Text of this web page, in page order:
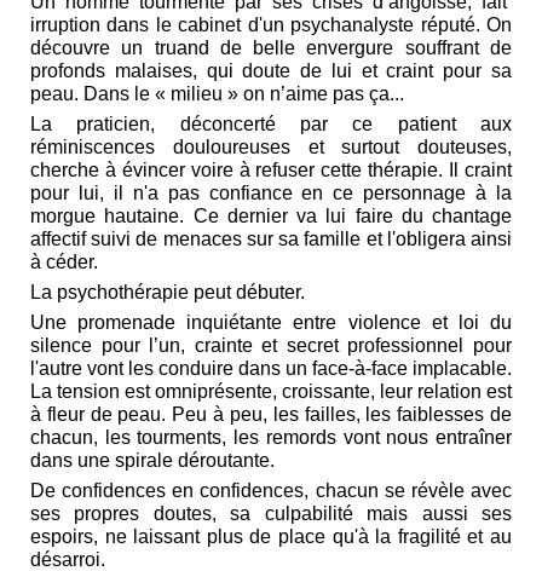
irruption dans le cabinet d'un psychanalyste réputé. On
découvre un truand de belle envergure souffrant de
profonds malaises, qui doute de lui et craint pour sa
peau. Dans le « milieu » on n’aime pas ça...
La praticien, déconcerté par ce patient aux
réminiscences douloureuses et surtout douteuses,
cherche à évincer voire à refuser cette thérapie. Il craint
pour lui, il n'a pas confiance en ce personnage à la
morgue hautaine. Ce dernier va lui faire du chantage
affectif suivi de menaces sur sa famille et l'obligera ainsi
à céder.
La psychothérapie peut débuter.
Une promenade inquiétante entre violence et loi du
silence pour l’un, crainte et secret professionnel pour
l'autre vont les conduire dans un face-à-face implacable.
La tension est omniprésente, croissante, leur relation est
à fleur de peau. Peu à peu, les failles, les faiblesses de
chacun, les tourments, les remords vont nous entraîner
dans une spirale déroutante.
De confidences en confidences, chacun se révèle avec
ses propres doutes, sa culpabilité mais aussi ses
espoirs, ne laissant plus de place qu'à la fragilité et au
désarroi.